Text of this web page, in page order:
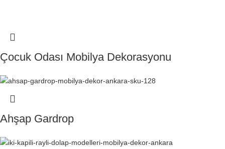
Çocuk Odası Mobilya Dekorasyonu
Ahşap Gardrop